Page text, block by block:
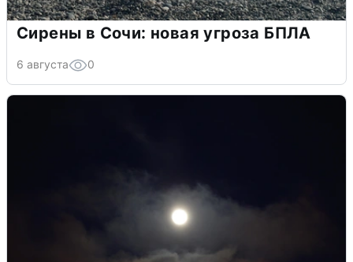
Сирены в Сочи: новая угроза БПЛА
6 августа 0